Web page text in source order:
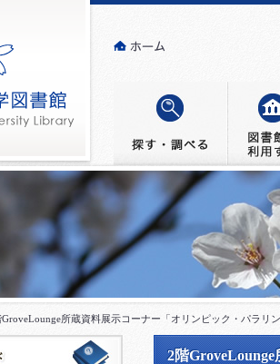
GroveLounge所蔵資料展示コーナー「オリンピック・パラリ
2階